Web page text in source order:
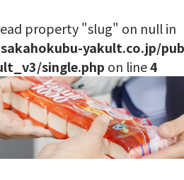
property "slug" on null in
yakult.co.jp/
single.php on line4